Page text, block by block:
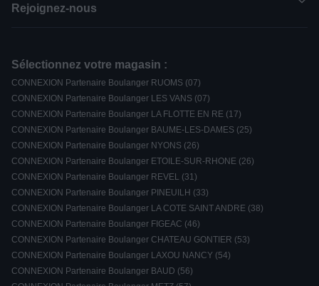
Rejoignez-nous
Sélectionnez votre magasin :
CONNEXION Partenaire Boulanger RUOMS (07)
CONNEXION Partenaire Boulanger LES VANS (07)
CONNEXION Partenaire Boulanger LA FLOTTE EN RE (17)
CONNEXION Partenaire Boulanger BAUME-LES-DAMES (25)
CONNEXION Partenaire Boulanger NYONS (26)
CONNEXION Partenaire Boulanger ETOILE-SUR-RHONE (26)
CONNEXION Partenaire Boulanger REVEL (31)
CONNEXION Partenaire Boulanger PINEUILH (33)
CONNEXION Partenaire Boulanger LA COTE SAINT ANDRE (38)
CONNEXION Partenaire Boulanger FIGEAC (46)
CONNEXION Partenaire Boulanger CHATEAU GONTIER (53)
CONNEXION Partenaire Boulanger LAXOU NANCY (54)
CONNEXION Partenaire Boulanger BAUD (56)